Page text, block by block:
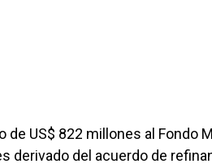
US$ 822 millones al Fondo
del acuerdo de